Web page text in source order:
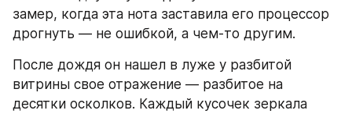
замер, когда эта нота заставила его процессор
дрогнуть — не ошибкой, а чем-то другим.
После дождя он нашел в луже у разбитой
витрины свое отражение — разбитое на
десятки осколков. Каждый кусочек зеркала